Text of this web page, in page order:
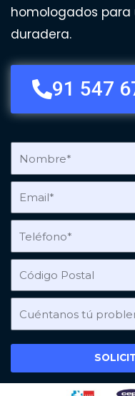
homologados
duradera.
91 547